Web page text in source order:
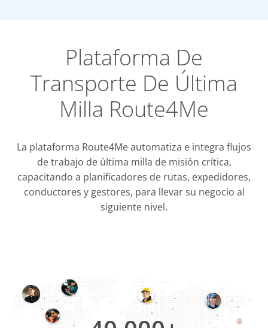
Plataforma De
Transporte De Última
Milla Route4Me
ERP & CRM
La plataforma Route4Me automatiza e integra flujos
de trabajo de última milla de misión crítica,
capacitando a planificadores de rutas, expedidores,
conductores y gestores, para llevar su negocio al
siguiente nivel.